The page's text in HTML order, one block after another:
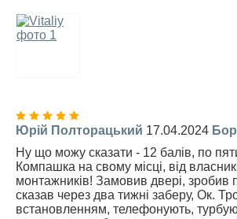
Юрій Полторацький 17.04.2024
Ну що можу сказати - 12 балів, по
Компашка на свому місці, від
монтажників! Замовив двері, зробив
сказав через два тижні заберу, Ок.
встановленням, телефонують,